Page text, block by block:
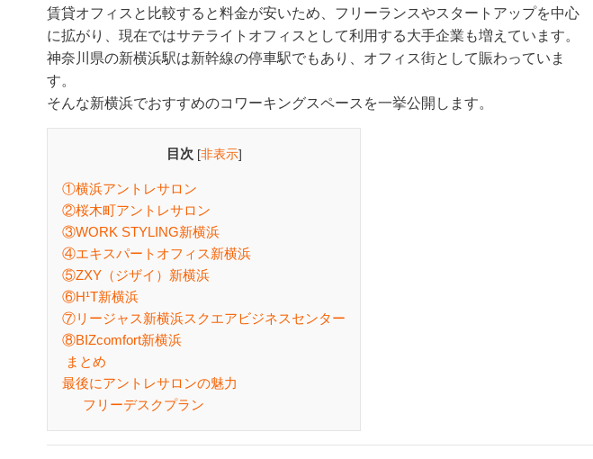
賃貸オフィスと比較すると料金が安いため、フリーランスやスタートアップを中心
に拡がり、現在ではサテライトオフィスとして利用する大手企業も増えています。
神奈川県の新横浜駅は新幹線の停車駅でもあり、オフィス街として賑わっていま
す。
そんな新横浜でおすすめのコワーキングスペースを一挙公開します。
目次 [非表示]
①横浜アントレサロン
②桜木町アントレサロン
③WORK STYLING新横浜
④エキスパートオフィス新横浜
⑤ZXY（ジザイ）新横浜
⑥H¹T新横浜
⑦リージャス新横浜スクエアビジネスセンター
⑧BIZcomfort新横浜
まとめ
最後にアントレサロンの魅力
フリーデスクプラン